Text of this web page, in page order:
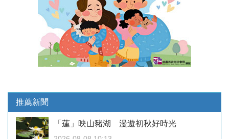
推薦新聞
「蓮」映山豬湖 漫遊初秋好時光